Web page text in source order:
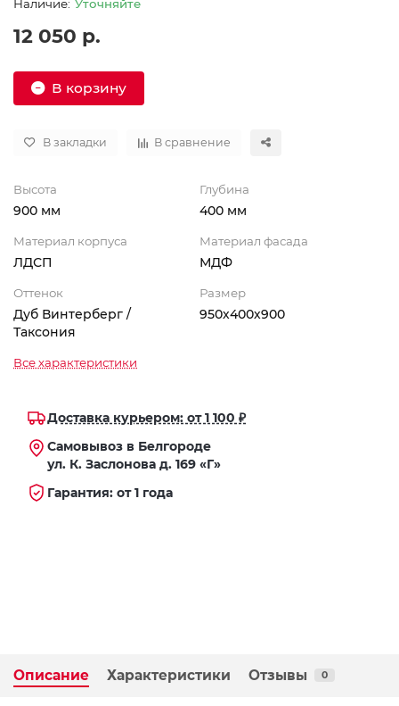
Уточняйте
12 050 р.
В корзину
В закладки В сравнение
Высота
900 мм
Глубина
400 мм
Материал корпуса
ЛДСП
Материал фасада
МДФ
Оттенок
Дуб Винтерберг /
Таксония
Размер
950х400х900
Все характеристики
Доставка курьером: от 1 100 ₽
Самовывоз в Белгороде
ул. К. Заслонова д. 169 «Г»
Гарантия: от 1 года
Описание Характеристики Отзывы 0